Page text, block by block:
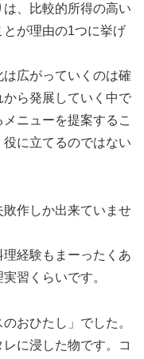
、比較的所得の高い
が理由の1つに挙げ
広がっていくのは確
ら発展していく中で
ニューを提案するこ
に立てるのではない
作しか出来ていませ
経験もまーったくあ
習くらいです。
おひたし」でした。
に浸した物です。コ